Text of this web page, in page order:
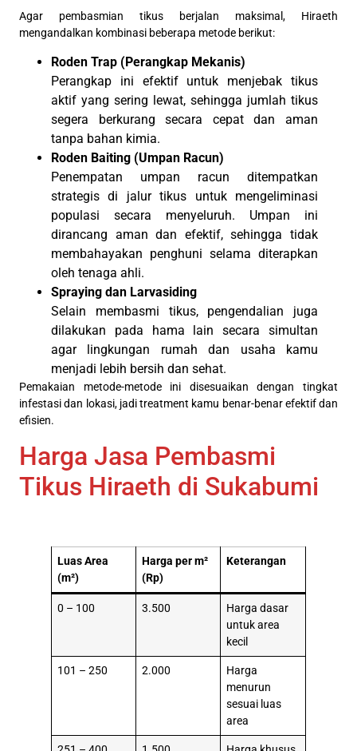
Agar pembasmian tikus berjalan maksimal, Hiraeth
mengandalkan kombinasi beberapa metode berikut:
Roden Trap (Perangkap Mekanis)
Perangkap ini efektif untuk menjebak tikus
aktif yang sering lewat, sehingga jumlah tikus
segera berkurang secara cepat dan aman
tanpa bahan kimia.
Roden Baiting (Umpan Racun)
Penempatan umpan racun ditempatkan
strategis di jalur tikus untuk mengeliminasi
populasi secara menyeluruh. Umpan ini
dirancang aman dan efektif, sehingga tidak
membahayakan penghuni selama diterapkan
oleh tenaga ahli.
Spraying dan Larvasiding
Selain membasmi tikus, pengendalian juga
dilakukan pada hama lain secara simultan
agar lingkungan rumah dan usaha kamu
menjadi lebih bersih dan sehat.
Pemakaian metode-metode ini disesuaikan dengan tingkat
infestasi dan lokasi, jadi treatment kamu benar-benar efektif dan
efisien.
Harga Jasa Pembasmi
Tikus Hiraeth di Sukabumi
Luas Area
(m²)
Harga per m²
(Rp)
Keterangan
0 – 100 3.500
Harga dasar
untuk area
kecil
101 – 250 2.000
Harga
menurun
sesuai luas
area